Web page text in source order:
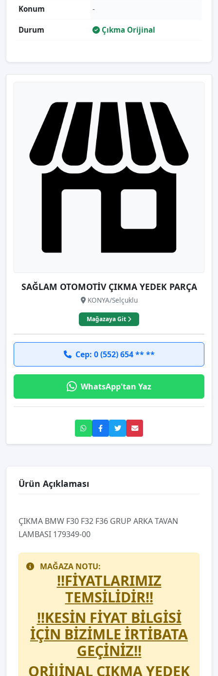
Konum -
Durum Çıkma Orijinal
SAĞLAM OTOMOTİV ÇIKMA YEDEK PARÇA
KONYA/Selçuklu
Mağazaya Git
Cep: 0 (552) 654 ** **
WhatsApp'tan Yaz
Ürün Açıklaması
ÇIKMA BMW F30 F32 F36 GRUP ARKA TAVAN
LAMBASI 179349-00
MAĞAZA NOTU:
!!FİYATLARIMIZ
TEMSİLİDİR!!
!!KESİN FİYAT BİLGİSİ
İÇİN BİZİMLE İRTİBATA
GEÇİNİZ!!
ORİJİNAL ÇIKMA YEDEK